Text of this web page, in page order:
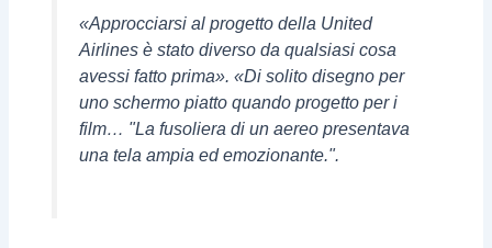
«Approcciarsi al progetto della United
Airlines è stato diverso da qualsiasi cosa
avessi fatto prima». «Di solito disegno per
uno schermo piatto quando progetto per i
film… "La fusoliera di un aereo presentava
una tela ampia ed emozionante.".